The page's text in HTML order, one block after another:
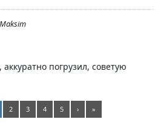
Maksim
погрузил, советую
2 3 4 5 › »